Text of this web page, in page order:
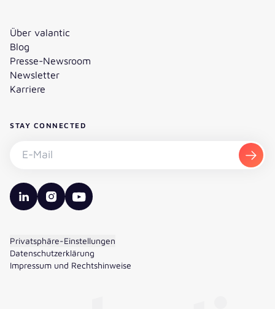
Über valantic
Blog
Presse-Newsroom
Newsletter
Karriere
STAY CONNECTED
valantic LinkedIn
valantic Instagram
valantic YouTube
Privatsphäre-Einstellungen
Datenschutzerklärung
Impressum und Rechtshinweise